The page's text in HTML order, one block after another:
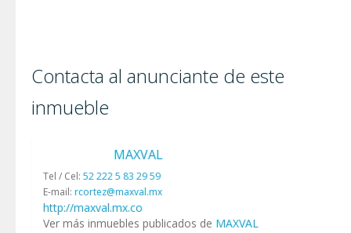
Contacta al anunciante de este
inmueble
MAXVAL
Tel / Cel: 52 222 5 83 29 59
E-mail: rcortez@maxval.mx
http://maxval.mx.co
Ver más inmuebles publicados de MAXVAL